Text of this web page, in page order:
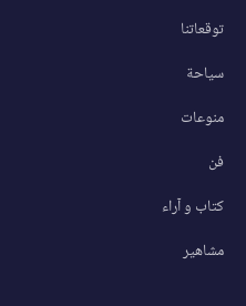
توقعاتنا
سياحة
منوعات
فن
كتاب و آراء
مشاهير